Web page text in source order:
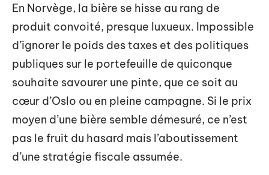
En Norvège, la bière se hisse au rang de
produit convoité, presque luxueux. Impossible
d’ignorer le poids des taxes et des politiques
publiques sur le portefeuille de quiconque
souhaite savourer une pinte, que ce soit au
cœur d’Oslo ou en pleine campagne. Si le prix
moyen d’une bière semble démesuré, ce n’est
pas le fruit du hasard mais l’aboutissement
d’une stratégie fiscale assumée.